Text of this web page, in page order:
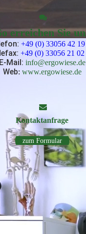
erreichen Sie
+49 (0) 33056 42
+49 (0) 33056 21 02
E-Mail: info@ergowiese.de
Web: www.ergowiese.de
Kontakt­anfrage
zum Formular